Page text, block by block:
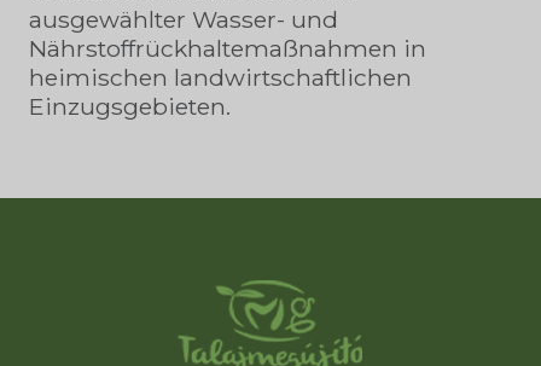
ausgewählter Wasser- und
Nährstoffrückhaltemaßnahmen in
heimischen landwirtschaftlichen
Einzugsgebieten.